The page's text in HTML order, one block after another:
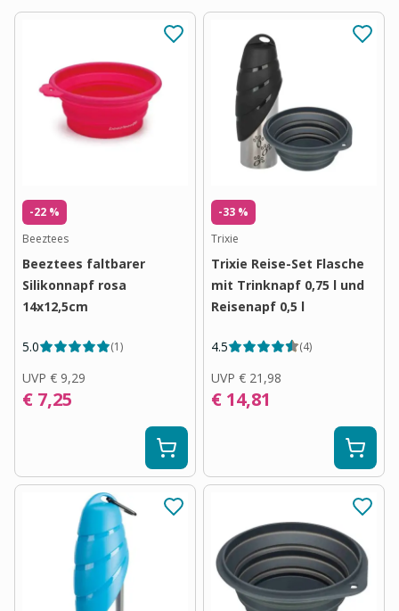
-22 %
Beeztees
Beeztees faltbarer
Silikonnapf rosa
14x12,5cm
5.0 (1)
UVP € 9,29
€ 7,25
-33 %
Trixie
Trixie Reise-Set Flasche
mit Trinknapf 0,75 l und
Reisenapf 0,5 l
4.5 (4)
UVP € 21,98
€ 14,81